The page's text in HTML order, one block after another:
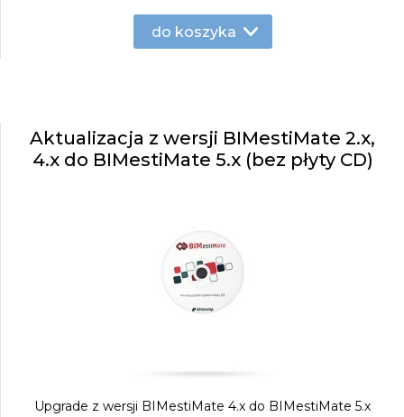
do koszyka
Aktualizacja z wersji BIMestiMate 2.x,
4.x do BIMestiMate 5.x (bez płyty CD)
Upgrade z wersji BIMestiMate 4.x do BIMestiMate 5.x